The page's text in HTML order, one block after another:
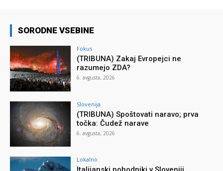
SORODNE VSEBINE
Fokus
(TRIBUNA) Zakaj Evropejci ne
razumejo ZDA?
6. avgusta, 2026
Slovenija
(TRIBUNA) Spoštovati naravo; prva
točka: Čudež narave
6. avgusta, 2026
Lokalno